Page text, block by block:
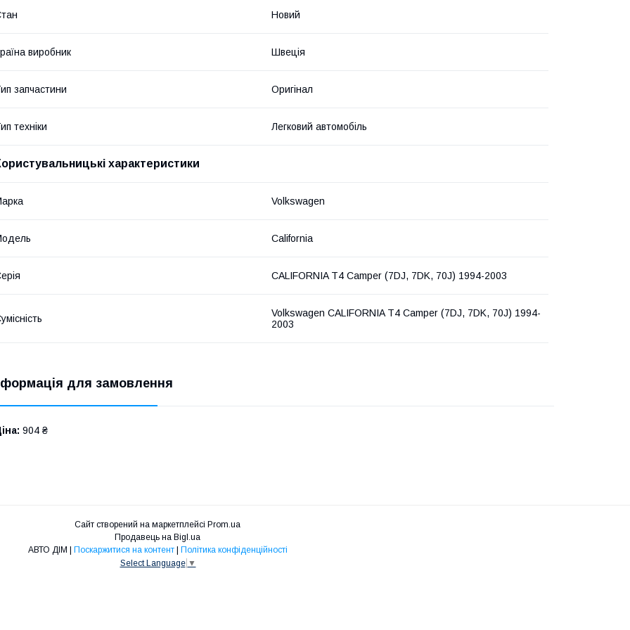
Новий
виробник Швеція
запчастини Оригінал
техніки Легковий автомобіль
характеристики
Volkswagen
California
CALIFORNIA T4 Camper (7DJ, 7DK, 70J) 1994-2003
Volkswagen CALIFORNIA T4 Camper (7DJ, 7DK, 70J) 1994-
2003
для замовлення
904 ₴
Сайт створений на маркетплейсі Prom.ua
Продавець на Bigl.ua
АВТО ДІМ | Поскаржитися на контент | Політика конфіденційності
Select Language ▼